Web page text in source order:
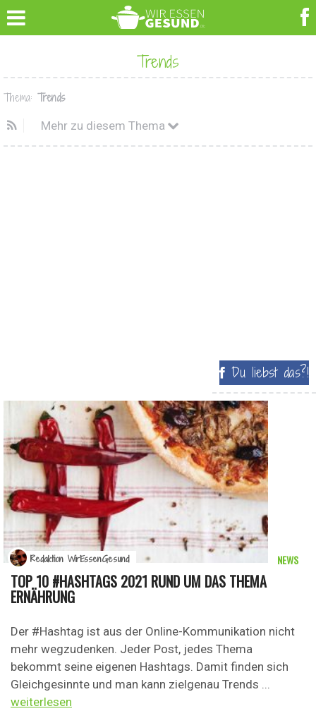
Trends
Thema: Trends
Mehr zu diesem Thema
Du liebst das?!
TOP 10 #HASHTAGS 2021 RUND UM DAS THEMA
ERNÄHRUNG
Der #Hashtag ist aus der Online-Kommunikation nicht
mehr wegzudenken. Jeder Post, jedes Thema
bekommt seine eigenen Hashtags. Damit finden sich
Gleichgesinnte und man kann zielgenau Trends ...
weiterlesen
NEWS
Redaktion WirEssenGesund